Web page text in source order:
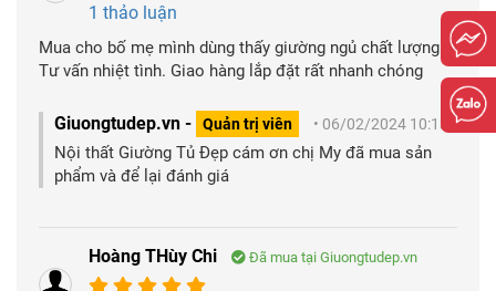
1 thảo luận
Mua cho bố mẹ mình dùng thấy giường ngủ chất lượng.
Tư vấn nhiệt tình. Giao hàng lắp đặt rất nhanh chóng
Giuongtudep.vn - Quản trị viên • 06/02/2024 10:13
Nội thất Giường Tủ Đẹp cám ơn chị My đã mua sản
phẩm và để lại đánh giá
Hoàng THùy Chi Đã mua tại Giuongtudep.vn